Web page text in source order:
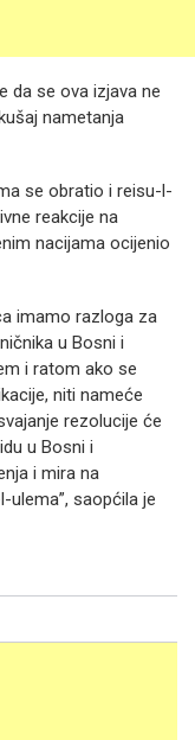
da se ova izjava ne
nametanja
se obratio i reisu-l-
reakcije na
nacijama ocijenio
imamo razloga za
u Bosni i
i ratom ako se
niti nameće
rezolucije će
u Bosni i
i mira na
saopćila je